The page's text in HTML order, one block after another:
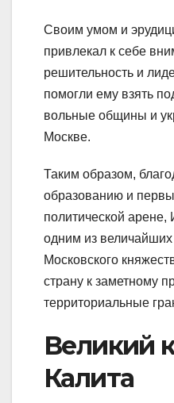
Своим умом и
привлекал к себе
решительность и
помогли ему взять
вольные общины и
Москве.
Таким образом,
образованию и
политической арене,
одним из величайших
Московского
страну к заметному
территориальные
Великий
Калита